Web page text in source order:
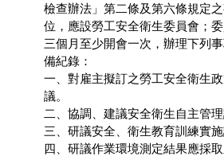
檢查辦法」第二條及第六條規定
位，應設勞工安全衛生委員會；
三個月至少開會一次，辦理下列
備紀錄：
一、對雇主擬訂之勞工安全衛生
議。
二、協調、建議安全衛生自主管理
三、研議安全、衛生教育訓練實施
四、研議作業環境測定結果應採取